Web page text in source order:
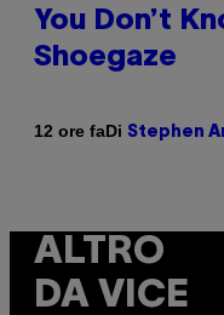
You Don’t
Shoegaze
12 ore faDi Stephen
ALTRO
DA VICE